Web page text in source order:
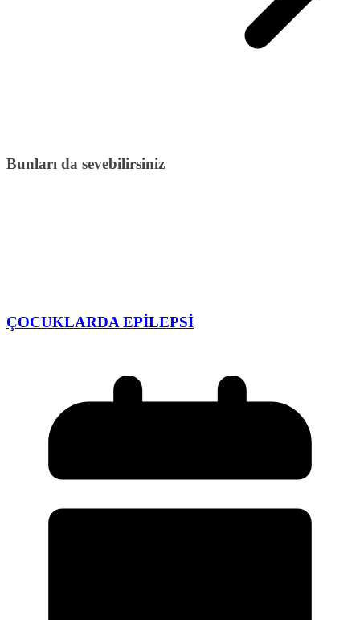
Bunları da sevebilirsiniz
ÇOCUKLARDA EPİLEPSİ